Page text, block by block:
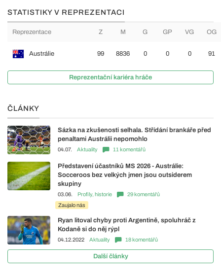
STATISTIKY V REPREZENTACI
Reprezentace Z M G GP VG OG
Austrálie 99 8836 0 0 0 91
Reprezentační kariéra hráče
ČLÁNKY
Sázka na zkušenosti selhala. Střídání brankáře před
penaltami Austrálii nepomohlo
04.07. Aktuality 11 komentářů
Představení účastníků MS 2026 - Austrálie:
Socceroos bez velkých jmen jsou outsiderem
skupiny
03.06. Profily, historie
29 komentářů
Zaujalo nás
Ryan litoval chyby proti Argentině, spoluhráč z
Kodaně si do něj rýpl
04.12.2022 Aktuality 18 komentářů
Další články